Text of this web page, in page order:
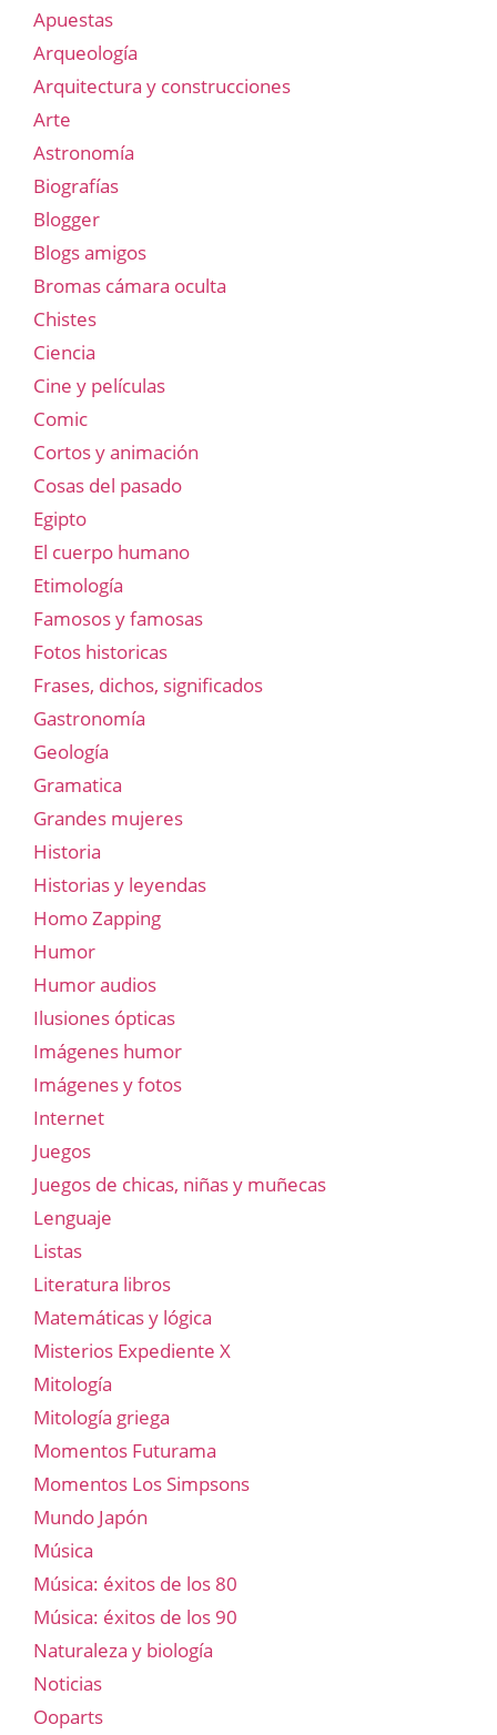
Apuestas
Arqueología
Arquitectura y construcciones
Arte
Astronomía
Biografías
Blogger
Blogs amigos
Bromas cámara oculta
Chistes
Ciencia
Cine y películas
Comic
Cortos y animación
Cosas del pasado
Egipto
El cuerpo humano
Etimología
Famosos y famosas
Fotos historicas
Frases, dichos, significados
Gastronomía
Geología
Gramatica
Grandes mujeres
Historia
Historias y leyendas
Homo Zapping
Humor
Humor audios
Ilusiones ópticas
Imágenes humor
Imágenes y fotos
Internet
Juegos
Juegos de chicas, niñas y muñecas
Lenguaje
Listas
Literatura libros
Matemáticas y lógica
Misterios Expediente X
Mitología
Mitología griega
Momentos Futurama
Momentos Los Simpsons
Mundo Japón
Música
Música: éxitos de los 80
Música: éxitos de los 90
Naturaleza y biología
Noticias
Ooparts